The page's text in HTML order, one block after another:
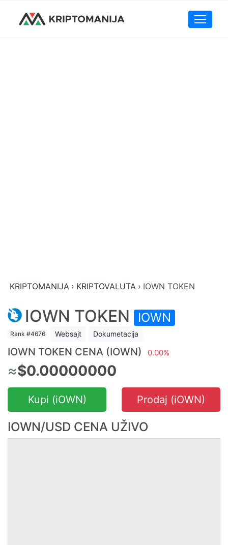
KRIPTOMANIJA › KRIPTOVALUTA › IOWN TOKEN
IOWN TOKEN IOWN
Rank #4676 Websajt Dokumetacija
IOWN TOKEN CENA (IOWN) 0.00%
≈$0.00000000
Kupi (iOWN) Prodaj (iOWN)
IOWN/USD CENA UŽIVO